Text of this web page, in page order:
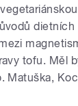
dietních
tofu. Měl
Matuška,